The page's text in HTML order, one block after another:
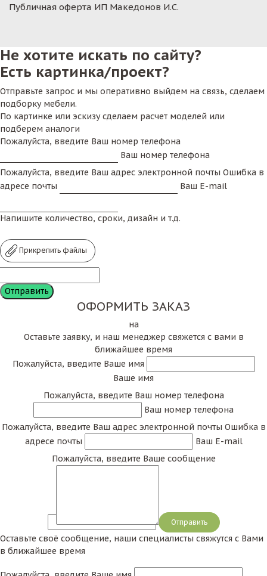
Публичная оферта ИП Македонов И.С.
Не хотите искать по сайту?
Есть картинка/проект?
Отправьте запрос и мы оперативно выйдем на связь, сделаем
подборку мебели.
По картинке или эскизу сделаем расчет моделей или
подберем аналоги
Пожалуйста, введите Ваш номер телефона
Ваш номер телефона
Пожалуйста, введите Ваш адрес электронной почты Ошибка в
адресе почты
Ваш E-mail
Напишите количество, сроки, дизайн и т.д.
Прикрепить файлы
ОФОРМИТЬ ЗАКАЗ
на
Оставьте заявку, и наш менеджер свяжется с вами в
ближайшее время
Пожалуйста, введите Ваше имя
Ваше имя
Пожалуйста, введите Ваш номер телефона
Ваш номер телефона
Пожалуйста, введите Ваш адрес электронной почты Ошибка в
адресе почты
Ваш E-mail
Пожалуйста, введите Ваше сообщение
Сообщение
Оставьте своё сообщение, наши специалисты свяжутся с Вами
в ближайшее время